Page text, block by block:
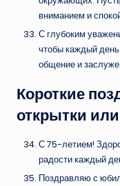
вниманием и
С глубоким
чтобы каждый
общение и
Короткие
открытки
С 75-летием!
радости каждый
Поздравляю с